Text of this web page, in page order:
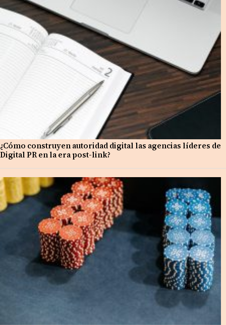
¿Cómo construyen autoridad digital las agencias líderes de
Digital PR en la era post-link?